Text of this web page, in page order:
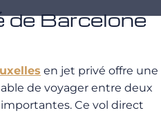
de Barcelone
en jet privé offre une
de voyager entre deux
Ce vol direct